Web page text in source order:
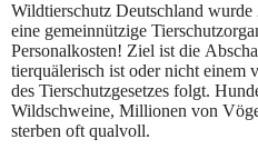
Wildtierschutz Deutschland wurde
eine gemeinnützige
Personalkosten! Ziel ist die
tierquälerisch ist oder nicht einem
des Tierschutzgesetzes folgt.
Wildschweine, Millionen von
sterben oft qualvoll.